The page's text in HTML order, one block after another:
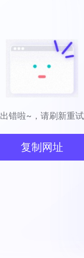
出错啦~，请刷新重试
复制网址